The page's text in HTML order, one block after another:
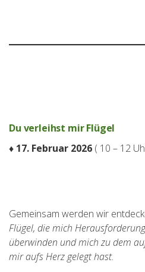
Du verleihst mir Flügel
♦ 17. Februar 2026 ( 10 – 12
Gemeinsam werden wir
Flügel, die mich
überwinden und mich zu dem
mir aufs Herz gelegt hast.